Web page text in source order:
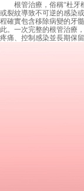
根管治療，俗稱“杜牙根
或裂紋導致不可逆的感染
程確實包含移除病變的牙
此。一次完整的根管治療
疼痛、控制感染並長期保